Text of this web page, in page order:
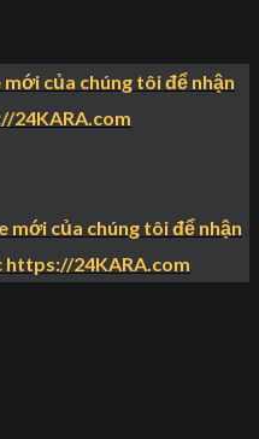
của chúng tôi để nhận
24KARA.com
mới của chúng tôi để nhận
https://24KARA.com